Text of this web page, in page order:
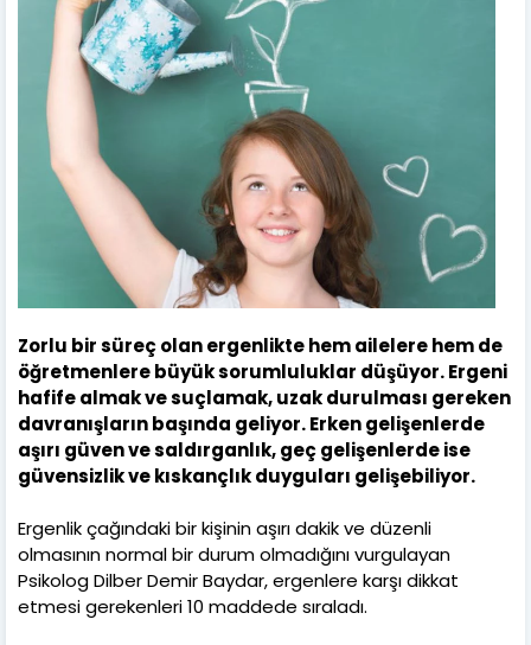
Zorlu bir süreç olan ergenlikte hem ailelere hem de
öğretmenlere büyük sorumluluklar düşüyor. Ergeni
hafife almak ve suçlamak, uzak durulması gereken
davranışların başında geliyor. Erken gelişenlerde
aşırı güven ve saldırganlık, geç gelişenlerde ise
güvensizlik ve kıskançlık duyguları gelişebiliyor.
Ergenlik çağındaki bir kişinin aşırı dakik ve düzenli
olmasının normal bir durum olmadığını vurgulayan
Psikolog Dilber Demir Baydar, ergenlere karşı dikkat
etmesi gerekenleri 10 maddede sıraladı.